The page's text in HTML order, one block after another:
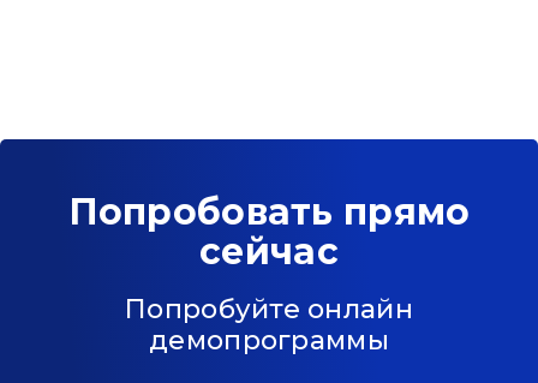
Попробовать прямо
сейчас
Попробуйте онлайн
демопрограммы